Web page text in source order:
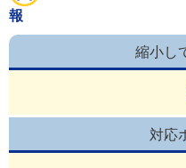
報
縮小し
対応